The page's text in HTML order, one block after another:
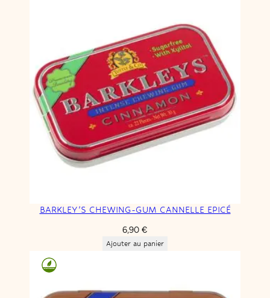
BARKLEY’S CHEWING-GUM CANNELLE EPICÉ
6,90 €
Ajouter au panier